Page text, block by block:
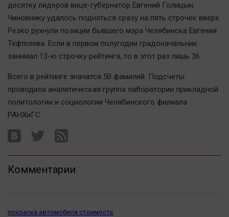
XX век: криминальные уроки
Банки
Медиаграмотность
Медицина
Прогулки по городу Ч
Спецпроект
Статистика
десятку лидеров вице-губернатор Евгений Голицын.
Чиновнику удалось подняться сразу на пять строчек вверх.
Резко рухнули позиции бывшего мэра Челябинска Евгения
Тефтелева. Если в первом полугодии градоначальник
занимал 13-ю строчку рейтинга, то в этот раз лишь 36.
Всего в рейтинге значатся 50 фамилий. Подсчеты
проводила аналитическая группа лаборатории прикладной
политологии и социологии Челябинского филиала
РАНХиГС
Комментарии
покраска автомобиля стоимость